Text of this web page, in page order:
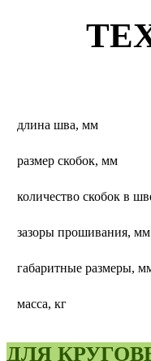
длина шва, мм
размер скобок, мм
количество скобок в
зазоры прошивания, мм
габаритные размеры,
масса, кг
ДЛЯ